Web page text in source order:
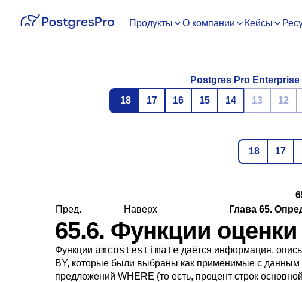
Продукты О компании Кейсы
Postgres Pro Enterprise
18
17 16 15 14 13 12
18
17
Пред.
Наверх Глава 65.
65.6. Функции
Функции amcostestimate даётся информация,
BY, которые были выбраны как применимые с данным
предложений WHERE (то есть, процент строк